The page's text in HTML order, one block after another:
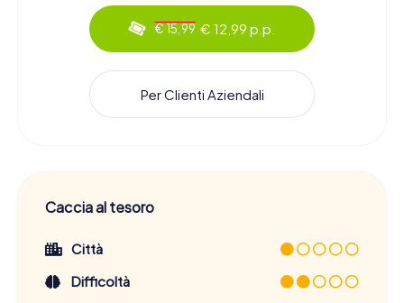
€ 15,99 € 12,99 p.p.
Per Clienti Aziendali
Caccia al tesoro
Città
Difficoltà